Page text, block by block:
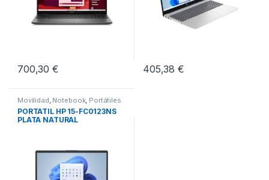
700,30€ 405,38€
Movilidad, Notebook, Portátiles
PORTATIL HP 15-FC0123NS
PLATA NATURAL